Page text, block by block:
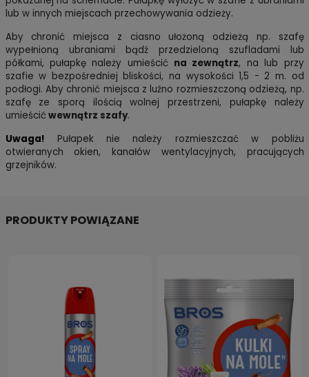
lub w innych miejscach przechowywania odzieży.
Aby chronić miejsca z ciasno ułożoną odzieżą np. szafę
wypełnioną ubraniami bądź przedzieloną szufladami lub
półkami, pułapkę należy umieścić na zewnątrz, na lub przy
szafie w bezpośredniej bliskości, na wysokości 1,5 - 2 m. od
podłogi. Aby chronić miejsca z luźno rozmieszczoną odzieżą, np.
szafę ze sporą ilością wolnej przestrzeni, pułapkę należy
umieścićwewnątrz szafy.
Uwaga! Pułapek nie należy rozmieszczać w pobliżu
otwieranych okien, kanałów wentylacyjnych, pracujących
grzejników.
PRODUKTY POWIĄZANE